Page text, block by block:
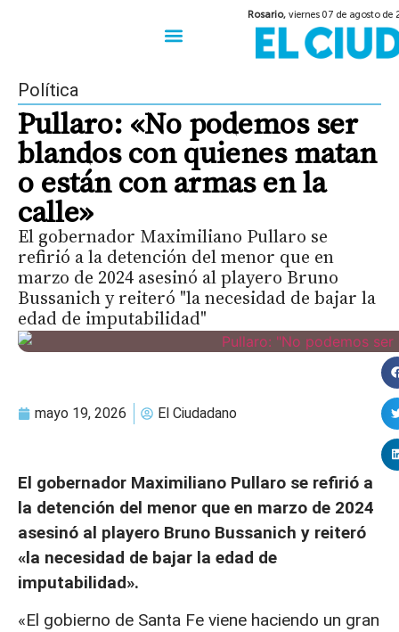
Rosario,viernes 07 de agosto de
Política
Pullaro: «No podemos ser
blandos con quienes matan
o están con armas en la
calle»
El gobernador Maximiliano Pullaro se
refirió a la detención del menor que en
marzo de 2024 asesinó al playero Bruno
Bussanich y reiteró "la necesidad de bajar la
edad de imputabilidad"
mayo 19, 2026 El Ciudadano
El gobernador Maximiliano Pullaro se refirió a
la detención del menor que en marzo de 2024
asesinó al playero Bruno Bussanich y reiteró
«la necesidad de bajar la edad de
imputabilidad».
«El gobierno de Santa Fe viene haciendo un gran